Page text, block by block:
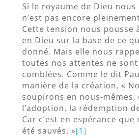
Si le royaume de Dieu
n’est pas encore
Cette tension nous pousse
en Dieu sur la base de ce
donné. Mais elle nous
toutes nos attentes ne
comblées. Comme le dit
manière de la création, «
soupirons en nous-
l’adoption, la rédemption
Car c’est en espérance que
été sauvés. »[1]